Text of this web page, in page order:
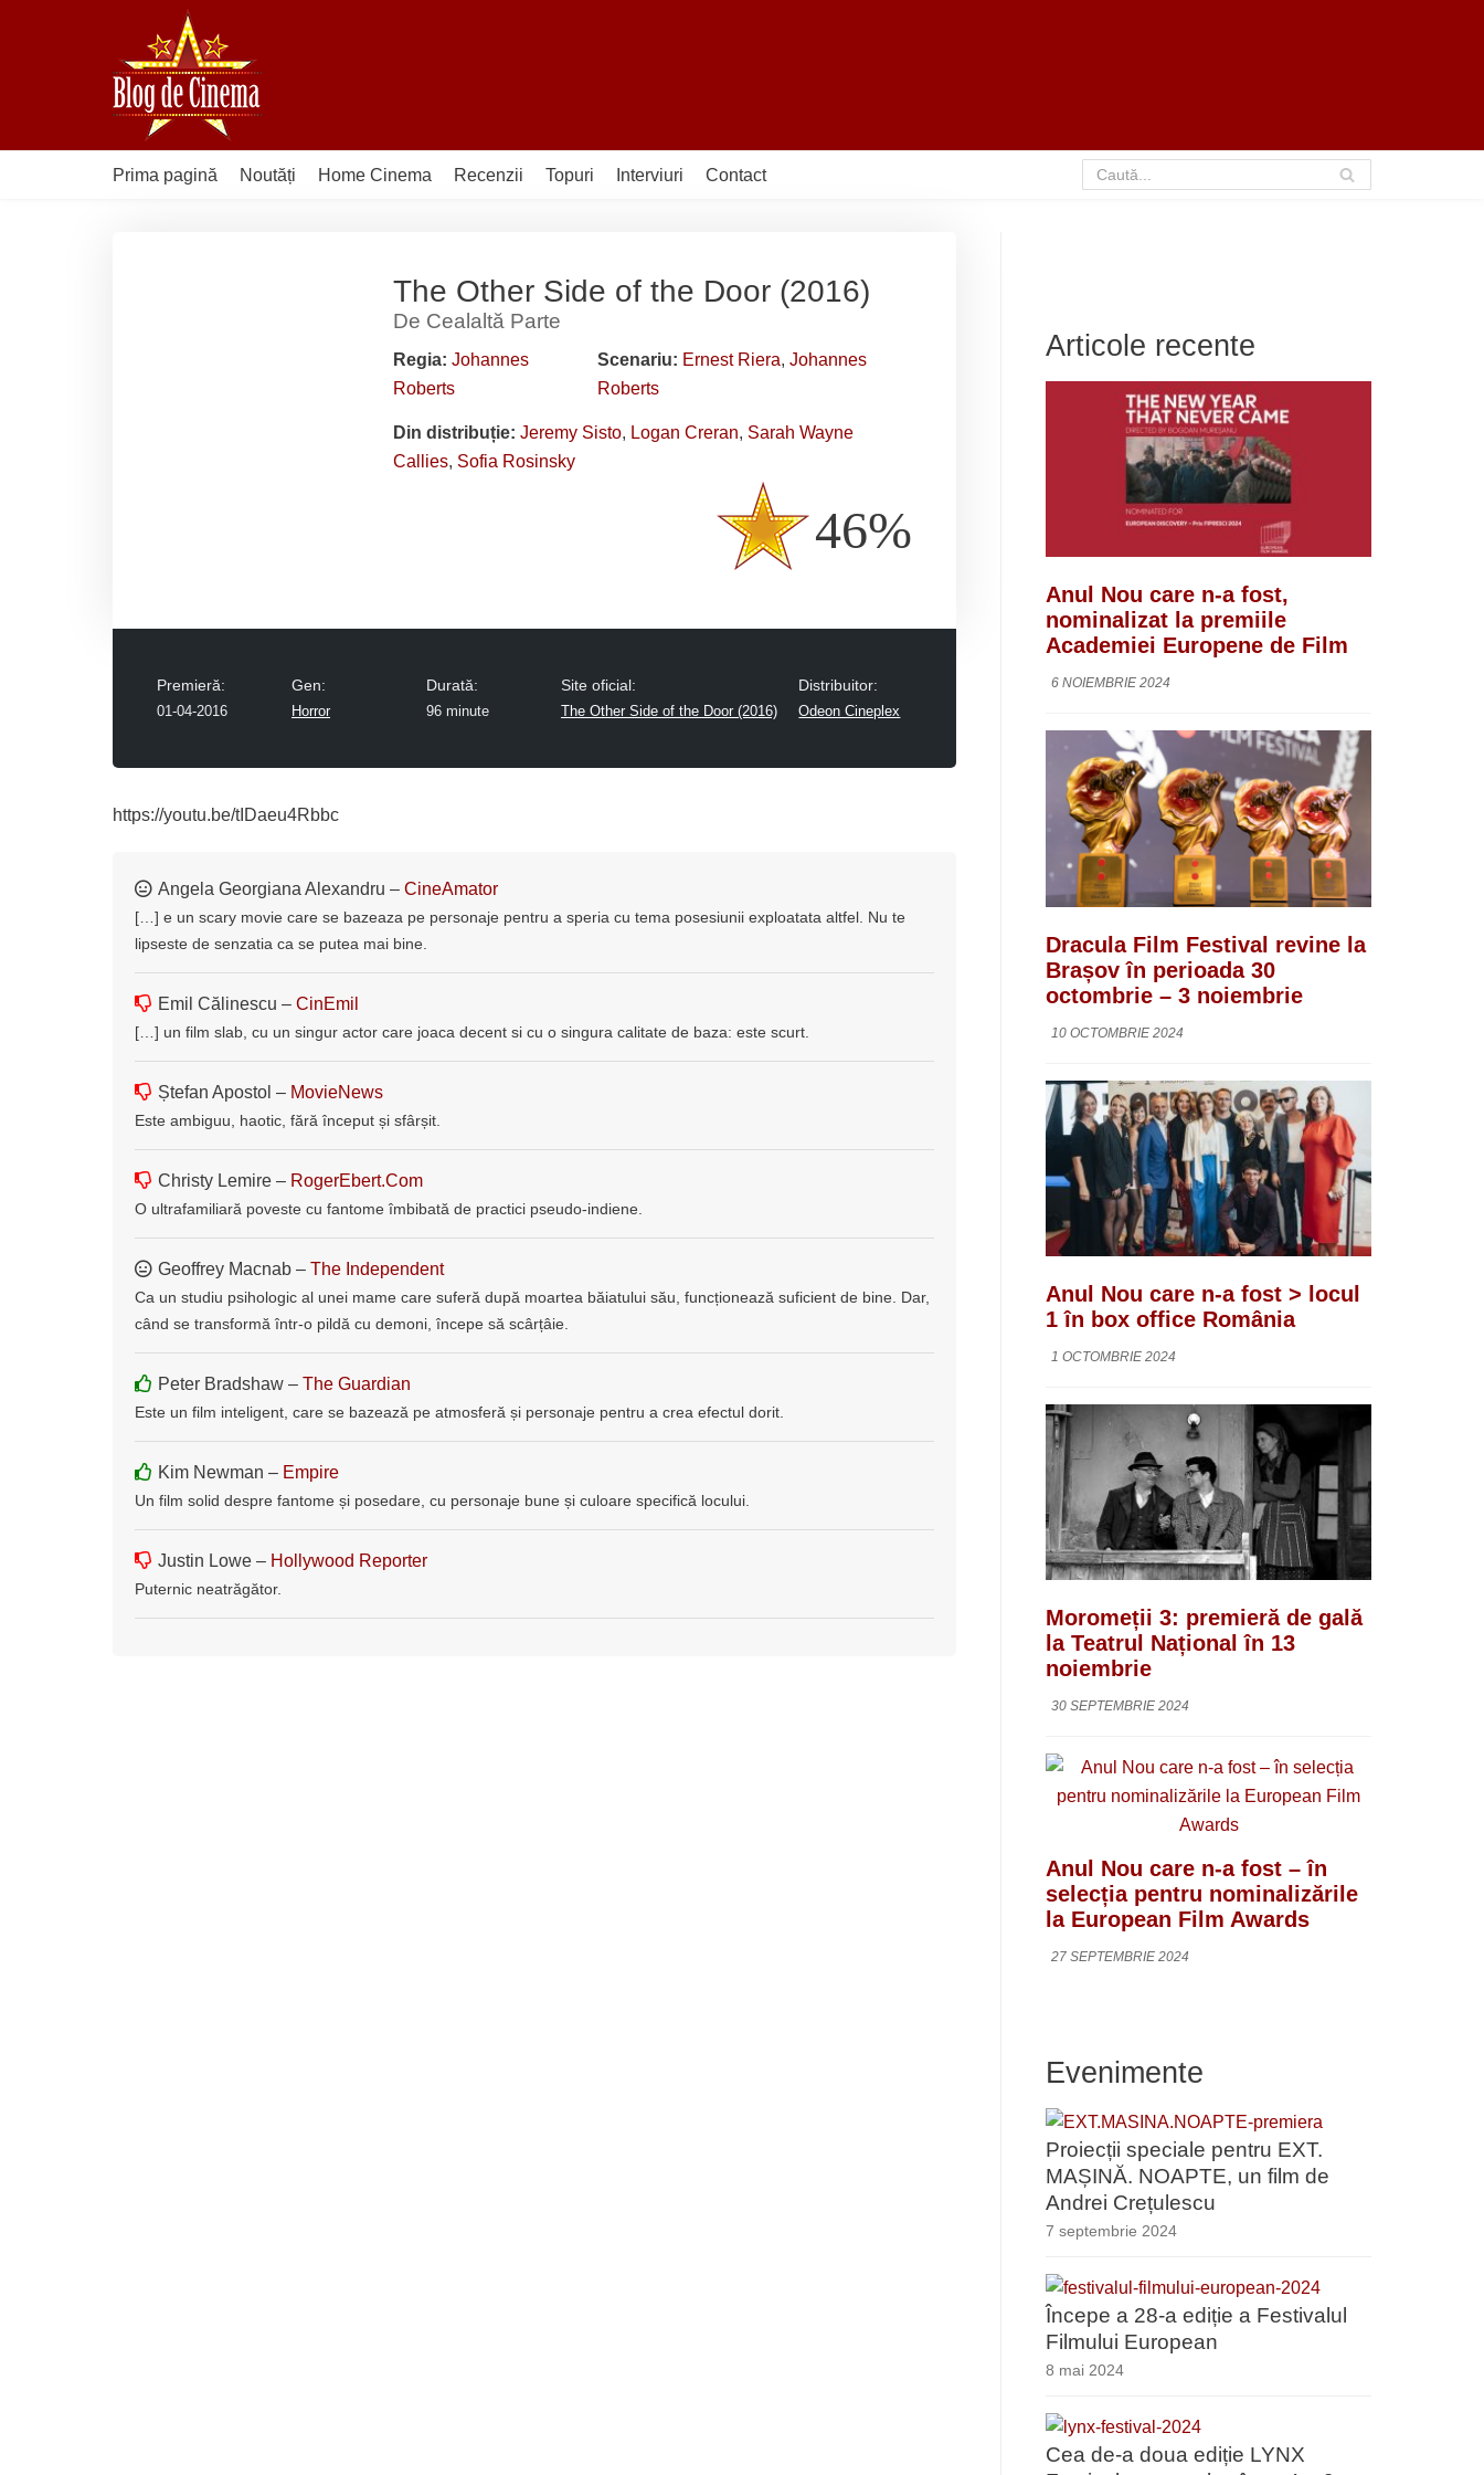
Prima pagină Noutăți Home Cinema Recenzii Topuri Interviuri Contact
The Other Side of the Door (2016)
De Cealaltă Parte
Regia: Johannes
Roberts
Scenariu: Ernest Riera,Johannes
Roberts
Din distribuție: Jeremy Sisto, Logan Creran, Sarah Wayne
Callies, Sofia Rosinsky
46%
Premieră:
01-04-2016
Gen:
Horror
Durată:
96 minute
Site oficial:
The Other Side of the Door (2016)
Distribuitor:
Odeon Cineplex
https://youtu.be/tIDaeu4Rbbc
Angela Georgiana Alexandru – CineAmator
[…] e un scary movie care se bazeaza pe personaje pentru a speria cu tema posesiunii exploatata altfel. Nu te
lipseste de senzatia ca se putea mai bine.
Emil Călinescu – CinEmil
[…] un film slab, cu un singur actor care joaca decent si cu o singura calitate de baza: este scurt.
Ștefan Apostol – MovieNews
Este ambiguu, haotic, fără început și sfârșit.
Christy Lemire – RogerEbert.Com
O ultrafamiliară poveste cu fantome îmbibată de practici pseudo-indiene.
Geoffrey Macnab – The Independent
Ca un studiu psihologic al unei mame care suferă după moartea băiatului său, funcționează suficient de bine. Dar,
când se transformă într-o pildă cu demoni, începe să scârțâie.
Peter Bradshaw – The Guardian
Este un film inteligent, care se bazează pe atmosferă și personaje pentru a crea efectul dorit.
Kim Newman – Empire
Un film solid despre fantome și posedare, cu personaje bune și culoare specifică locului.
Justin Lowe – Hollywood Reporter
Puternic neatrăgător.
Articole recente
Anul Nou care n-a fost,
nominalizat la premiile
Academiei Europene de Film
6 NOIEMBRIE 2024
Dracula Film Festival revine la
Brașov în perioada 30
octombrie – 3 noiembrie
10 OCTOMBRIE 2024
Anul Nou care n-a fost > locul
1 în box office România
1 OCTOMBRIE 2024
Moromeții 3: premieră de gală
la Teatrul Național în 13
noiembrie
30 SEPTEMBRIE 2024
Anul Nou care n-a fost – în
selecția pentru nominalizările
la European Film Awards
27 SEPTEMBRIE 2024
Evenimente
Proiecții speciale pentru EXT.
MAȘINĂ. NOAPTE, un film de
Andrei Crețulescu
7 septembrie 2024
Începe a 28-a ediție a Festivalul
Filmului European
8 mai 2024
Cea de-a doua ediție LYNX